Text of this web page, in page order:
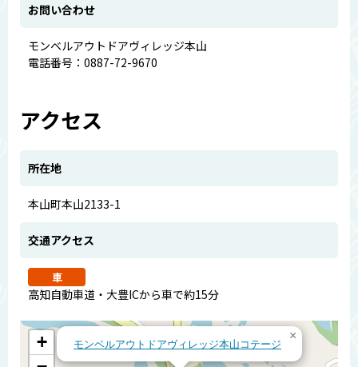
お問い合わせ
モンベルアウトドアヴィレッジ本山
電話番号：0887-72-9670
アクセス
所在地
本山町本山2133-1
交通アクセス
車
高知自動車道・大豊ICから車で約15分
モンベルアウトドアヴィレッジ本山コテージ
×
+